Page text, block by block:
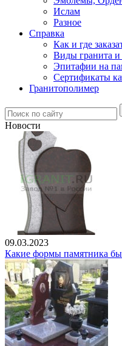
Ислам
Разное
Справка
Как и где
Виды гранита
Эпитафии на
Сертификаты
Гранитополимер
Новости
09.03.2023
Какие формы памятника